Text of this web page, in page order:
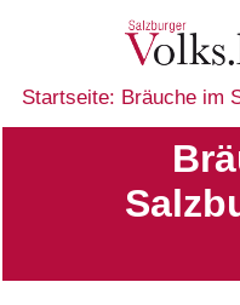
Startseite: Bräuche im